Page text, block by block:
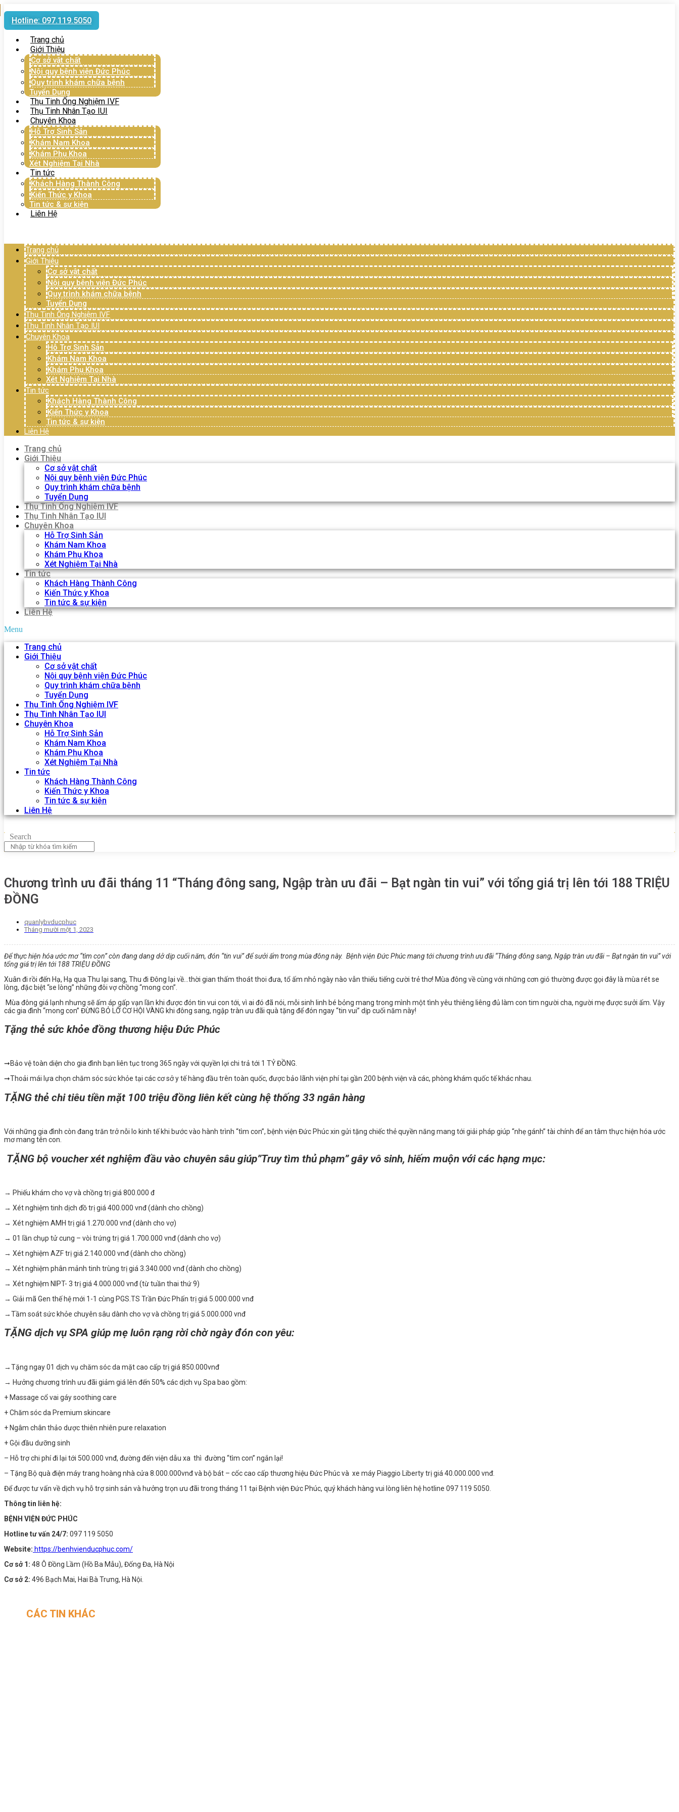
Hotline: 097.119.5050
Trang chủ
Giới Thiệu
Cơ sở vật chất
Nội quy bệnh viện Đức Phúc
Quy trình khám chữa bệnh
Tuyển Dụng
Thụ Tinh Ống Nghiệm IVF
Thụ Tinh Nhân Tạo IUI
Chuyên Khoa
Hỗ Trợ Sinh Sản
Khám Nam Khoa
Khám Phụ Khoa
Xét Nghiệm Tại Nhà
Tin tức
Khách Hàng Thành Công
Kiến Thức y Khoa
Tin tức & sự kiện
Liên Hệ
Trang chủ
Giới Thiệu
Cơ sở vật chất
Nội quy bệnh viện Đức Phúc
Quy trình khám chữa bệnh
Tuyển Dụng
Thụ Tinh Ống Nghiệm IVF
Thụ Tinh Nhân Tạo IUI
Chuyên Khoa
Hỗ Trợ Sinh Sản
Khám Nam Khoa
Khám Phụ Khoa
Xét Nghiệm Tại Nhà
Tin tức
Khách Hàng Thành Công
Kiến Thức y Khoa
Tin tức & sự kiện
Liên Hệ
Trang chủ
Giới Thiệu
Cơ sở vật chất
Nội quy bệnh viện Đức Phúc
Quy trình khám chữa bệnh
Tuyển Dụng
Thụ Tinh Ống Nghiệm IVF
Thụ Tinh Nhân Tạo IUI
Chuyên Khoa
Hỗ Trợ Sinh Sản
Khám Nam Khoa
Khám Phụ Khoa
Xét Nghiệm Tại Nhà
Tin tức
Khách Hàng Thành Công
Kiến Thức y Khoa
Tin tức & sự kiện
Liên Hệ
Menu
Trang chủ
Giới Thiệu
Cơ sở vật chất
Nội quy bệnh viện Đức Phúc
Quy trình khám chữa bệnh
Tuyển Dụng
Thụ Tinh Ống Nghiệm IVF
Thụ Tinh Nhân Tạo IUI
Chuyên Khoa
Hỗ Trợ Sinh Sản
Khám Nam Khoa
Khám Phụ Khoa
Xét Nghiệm Tại Nhà
Tin tức
Khách Hàng Thành Công
Kiến Thức y Khoa
Tin tức & sự kiện
Liên Hệ
Search
Chương trình ưu đãi tháng 11 “Tháng đông sang, Ngập tràn ưu đãi – Bạt ngàn tin vui” với tổng giá trị lên tới 188 TRIỆU
ĐỒNG
quanlybvducphuc
Tháng mười một 1, 2023
Để thực hiện hóa ước mơ “tìm con” còn đang dang dở dịp cuối năm, đón “tin vui” để sưởi ấm trong mùa đông này. Bệnh viện Đức Phúc mang tới chương trình ưu đãi “Tháng đông sang, Ngập tràn ưu đãi – Bạt ngàn tin vui” với
tổng giá trị lên tới188 TRIỆU ĐỒNG
Xuân đi rồi đến Hạ, Hạ qua Thu lại sang, Thu đi Đông lại về…thời gian thấm thoát thoi đưa, tổ ấm nhỏ ngày nào vẫn thiếu tiếng cười trẻ thơ! Mùa đông về cùng với những cơn gió thường được gọi đây là mùa rét se
lòng, đặc biệt “se lòng” những đôi vợ chồng “mong con”.
Mùa đông giá lạnh nhưng sẽ ấm áp gấp vạn lần khi được đón tin vui con tới, vì ai đó đã nói, mỗi sinh linh bé bỏng mang trong mình một tình yêu thiêng liêng đủ làm con tim người cha, người mẹ được sưởi ấm. Vậy
các gia đình “mong con” ĐỪNG BỎ LỠ CƠ HỘI VÀNG khi đông sang, ngập tràn ưu đãi quà tặng để đón ngay “tin vui” dịp cuối năm này!
Tặng thẻ sức khỏe đồng thương hiệu Đức Phúc
➞Bảo vệ toàn diện cho gia đình bạn liên tục trong 365 ngàyvới quyền lợi chi trả tới 1 TỶ ĐỒNG.
➞Thoải mái lựa chọn chăm sóc sức khỏe tại các cơ sở y tế hàng đầu trên toàn quốc, được bảo lãnh viện phí tại gần 200 bệnh viện và các, phòng khám quốc tế khác nhau.
TẶNG thẻ chi tiêu tiền mặt 100 triệu đồng liên kết cùng hệ thống 33 ngân hàng
Với những gia đình còn đang trăn trở nỗi lo kinh tế khi bước vào hành trình “tìm con”, bệnh viện Đức Phúc xin gửi tặng chiếc thẻ quyền năng mang tới giải pháp giúp “nhẹ gánh” tài chính để an tâm thực hiện hóa ước
mơ mang tên con.
TẶNG bộ voucher xét nghiệm đầu vào chuyên sâu giúp”Truy tìm thủ phạm” gây vô sinh, hiếm muộn với các hạng mục:
→ Phiếu khám cho vợ và chồng trị giá 800.000 đ
→ Xét nghiệm tinh dịch đồ trị giá 400.000 vnđ (dành cho chồng)
→ Xét nghiệm AMH trị giá 1.270.000 vnđ (dành cho vợ)
→ 01 lần chụp tử cung – vòi trứng trị giá 1.700.000 vnđ (dành cho vợ)
→ Xét nghiệm AZF trị giá 2.140.000 vnđ (dành cho chồng)
→ Xét nghiệm phân mảnh tinh trùng trị giá 3.340.000 vnđ (dành cho chồng)
→ Xét nghiệm NIPT- 3 trị giá 4.000.000 vnđ (từ tuần thai thứ 9)
→ Giải mã Gen thế hệ mới 1-1 cùng PGS.TS Trần Đức Phấn trị giá 5.000.000 vnđ
→Tầm soát sức khỏe chuyên sâu dành cho vợ và chồng trị giá 5.000.000 vnđ
TẶNG dịch vụ SPA giúp mẹ luôn rạng rời chờ ngày đón con yêu:
→Tặng ngay 01 dịch vụ chăm sóc da mặt cao cấp trị giá 850.000vnđ
→ Hưởng chương trình ưu đãi giảm giá lên đến 50% các dịch vụ Spa bao gồm:
+ Massage cổ vai gáy soothing care
+ Chăm sóc da Premium skincare
+ Ngâm chân thảo dược thiên nhiên pure relaxation
+ Gội đầu dưỡng sinh
– Hỗ trợ chi phí đi lại tới 500.000 vnđ, đường đến viện dẫu xa thì đường “tìm con” ngắn lại!
– Tặng Bộ quà điện máy trang hoàng nhà cửa 8.000.000vnđ và bộ bát – cốc cao cấp thương hiệu Đức Phúc và xe máy Piaggio Liberty trị giá 40.000.000 vnđ.
Để được tư vấn về dịch vụ hỗ trợ sinh sản và hưởng trọn ưu đãi trong tháng 11 tại Bệnh viện Đức Phúc, quý khách hàng vui lòng liên hệ hotline 097 119 5050.
Thông tin liên hệ:
BỆNH VIỆN ĐỨC PHÚC
Hotline tư vấn 24/7: 097 119 5050
Website: https://benhvienducphuc.com/
Cơ sở 1: 48 Ô Đồng Lầm (Hồ Ba Mẫu), Đống Đa, Hà Nội
Cơ sở 2: 496 Bạch Mai, Hai Bà Trưng, Hà Nội.
CÁC TIN KHÁC